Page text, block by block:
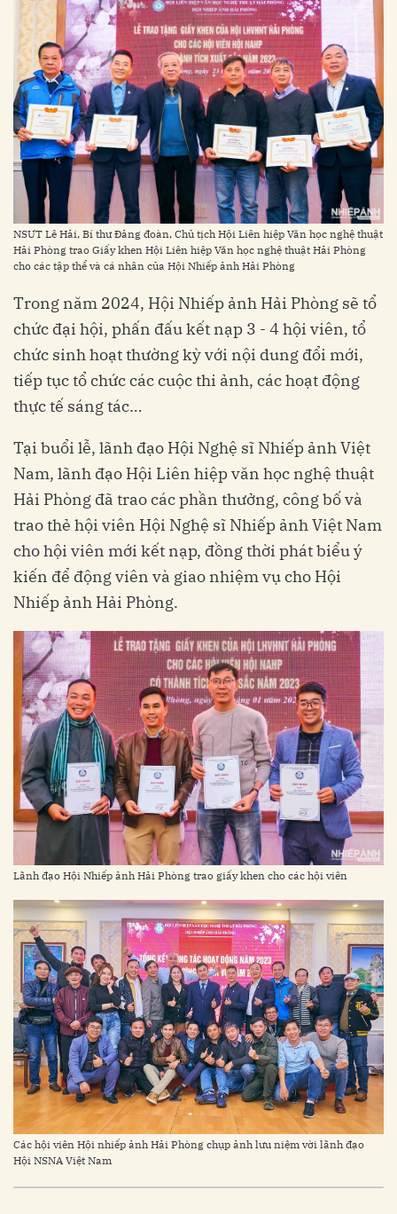
NSƯT Lê Hải, Bí thư Đảng đoàn, Chủ tịch Hội Liên hiệp Văn học nghệ thuật
Hải Phòng trao Giấy khen Hội Liên hiệp Văn học nghệ thuật Hải Phòng
cho các tập thể và cá nhân của Hội Nhiếp ảnh Hải Phòng
Trong năm 2024, Hội Nhiếp ảnh Hải Phòng sẽ tổ
chức đại hội, phấn đấu kết nạp 3 - 4 hội viên, tổ
chức sinh hoạt thường kỳ với nội dung đổi mới,
tiếp tục tổ chức các cuộc thi ảnh, các hoạt động
thực tế sáng tác…
Tại buổi lễ, lãnh đạo Hội Nghệ sĩ Nhiếp ảnh Việt
Nam, lãnh đạo Hội Liên hiệp văn học nghệ thuật
Hải Phòng đã trao các phần thưởng, công bố và
trao thẻ hội viên Hội Nghệ sĩ Nhiếp ảnh Việt Nam
cho hội viên mới kết nạp, đồng thời phát biểu ý
kiến để động viên và giao nhiệm vụ cho Hội
Nhiếp ảnh Hải Phòng.
Lãnh đạo Hội Nhiếp ảnh Hải Phòng trao giấy khen cho các hội viên
Các hội viên Hội nhiếp ảnh Hải Phòng chụp ảnh lưu niệm vời lãnh đạo
Hội NSNA Việt Nam